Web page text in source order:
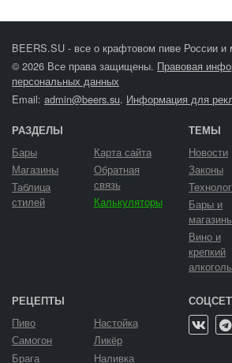
BEERS.SU - все о крафтовом пиве России и
© 2026 Все права защищены. Правовая
персональных данных
Email: admin@beers.su. Информация для
РАЗДЕЛЫ
Бары
Магазины
Таблица
стилей
Карта сайта
Обратная
связь
Калькуляторы
ТЕМЫ
Новости
Законы
Бары и
Вино и
крепкий
алкоголь
РЕЦЕПТЫ
Пиво
Самогон
Брага
Настойка
Ликёр
Наливка